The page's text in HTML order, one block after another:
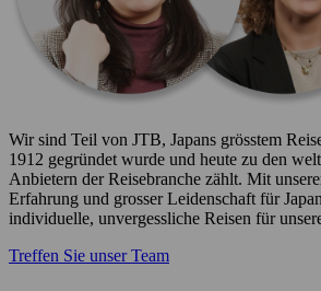
Wir sind Teil von JTB, Japans grösstem
1912 gegründet wurde und heute zu den
Anbietern der Reisebranche zählt. Mit
Erfahrung und grosser Leidenschaft für
individuelle, unvergessliche Reisen für
Treffen Sie unser Team